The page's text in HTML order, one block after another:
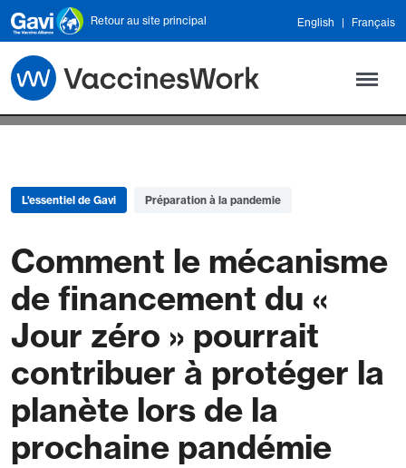
Skip to main content
Retour au site principal English Français
L'essentiel de Gavi Préparation à la pandemie
Comment le mécanisme
de financement du «
Jour zéro » pourrait
contribuer à protéger la
planète lors de la
prochaine pandémie